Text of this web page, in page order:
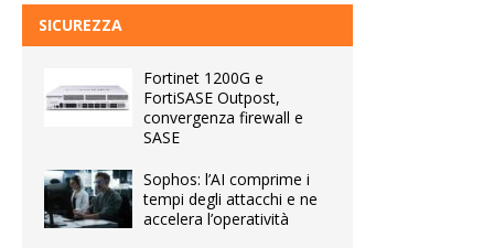
SICUREZZA
Fortinet 1200G e
FortiSASE Outpost,
convergenza firewall e
SASE
Sophos: l’AI comprime i
tempi degli attacchi e ne
accelera l’operatività